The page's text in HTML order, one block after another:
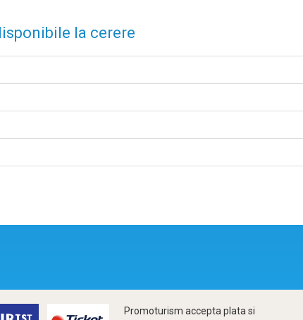
la cerere
Promoturism accepta plata si